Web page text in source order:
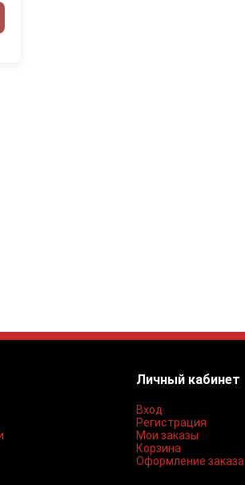
Личный кабинет
Вход
Регистрация
Мои заказы
Корзина
Оформление заказа